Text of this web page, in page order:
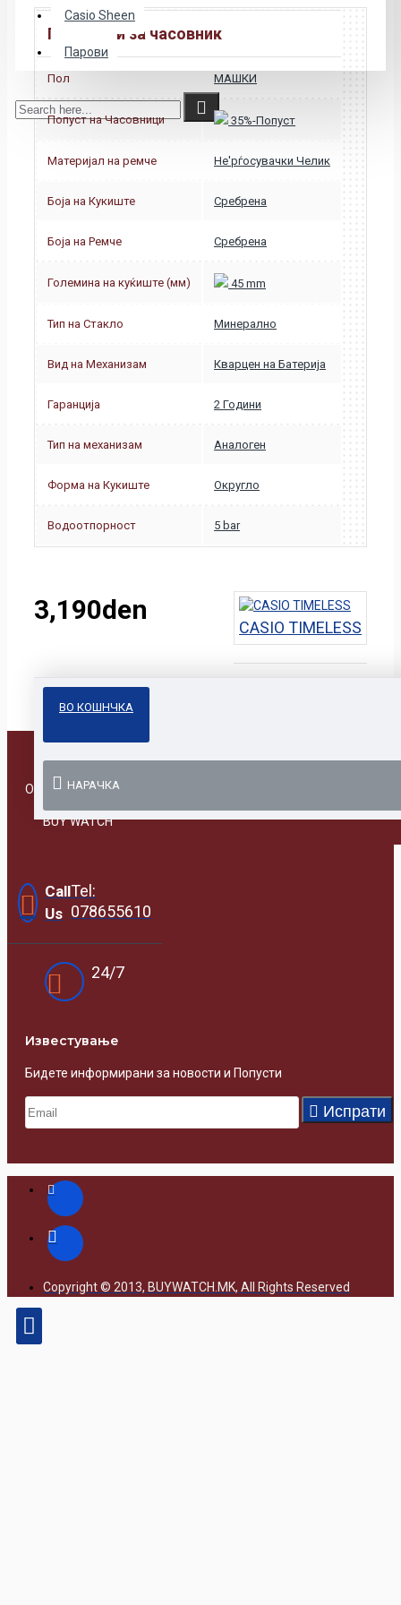
Casio Sheen
Парови
Податоци за часовник
Пол МАШКИ
Попуст на Часовници 35%-Попуст
Материјал на ремче Не'рѓосувачки Челик
Боја на Кукиште Сребрена
Боја на Ремче Сребрена
Големина на куќиште (мм) 45 mm
Тип на Стакло Минерално
Вид на Механизам Кварцен на Батерија
Гаранција 2 Години
Тип на механизам Аналоген
Форма на Кукиште Округло
Водоотпорност 5 bar
3,190den
CASIO TIMELESS
ВО КОШНЧКА
НАРАЧКА
Online Prodavnica
BUY WATCH
Call
Us
Tel:
078655610
24/7
Известувањe
Бидете информирани за новости и Попусти
Испрати
Copyright © 2013, BUYWATCH.MK, All Rights Reserved